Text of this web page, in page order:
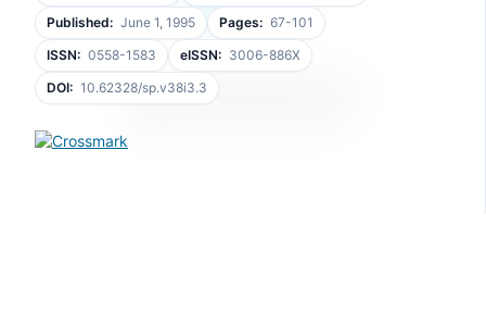
Published: June 1, 1995 Pages: 67-101
ISSN: 0558-1583 eISSN: 3006-886X
DOI: 10.62328/sp.v38i3.3
আপনার ফাইলটি প্রস্তুত হচ্ছে